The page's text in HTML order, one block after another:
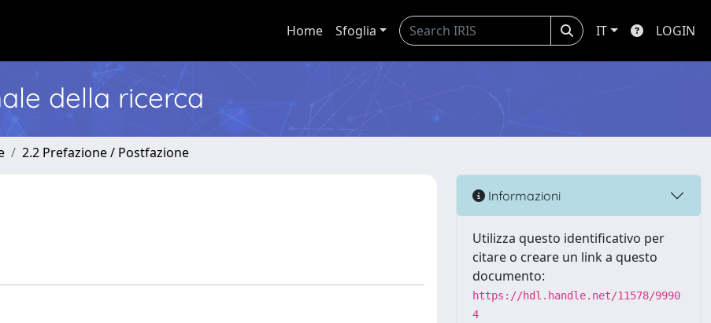
Home Sfoglia IT LOGIN
della ricerca
2.2 Prefazione / Postfazione
Informazioni
Utilizza questo identificativo per
citare o creare un link a questo
documento:
https://hdl.handle.net/11578/9990
4